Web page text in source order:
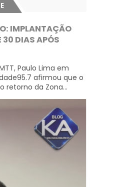
IMPLANTAÇÃO
30 DIAS APÓS
Paulo Lima em
afirmou que o
retorno da Zona...